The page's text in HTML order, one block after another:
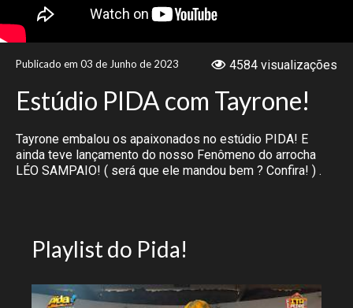
VÍDEOS
PROMOÇÕES
CONTATO
Publicado em 03 de Junho de 2023 4584 visualizações
Estúdio PIDA com Tayrone!
Tayrone embalou os apaixonados no estúdio PIDA! E
ainda teve lançamento do nosso Fenômeno do arrocha
LÉO SAMPAIO! ( será que ele mandou bem ? Confira! ) .
Playlist do Pida!